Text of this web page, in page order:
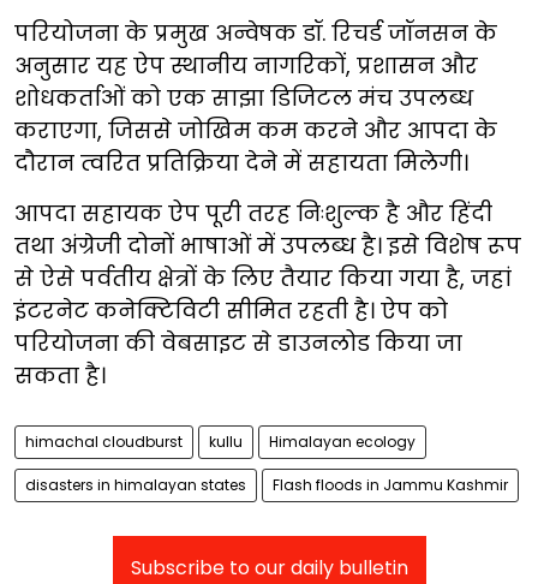
परियोजना के प्रमुख अन्वेषक डॉ. रिचर्ड जॉनसन के
अनुसार यह ऐप स्थानीय नागरिकों, प्रशासन और
शोधकर्ताओं को एक साझा डिजिटल मंच उपलब्ध
कराएगा, जिससे जोखिम कम करने और आपदा के
दौरान त्वरित प्रतिक्रिया देने में सहायता मिलेगी।
आपदा सहायक ऐप पूरी तरह निःशुल्क है और हिंदी
तथा अंग्रेजी दोनों भाषाओं में उपलब्ध है। इसे विशेष रूप
से ऐसे पर्वतीय क्षेत्रों के लिए तैयार किया गया है, जहां
इंटरनेट कनेक्टिविटी सीमित रहती है। ऐप को
परियोजना की वेबसाइट से डाउनलोड किया जा
सकता है।
himachal cloudburst kullu Himalayan ecology
disasters in himalayan states Flash floods in Jammu Kashmir
Subscribe to our daily bulletin